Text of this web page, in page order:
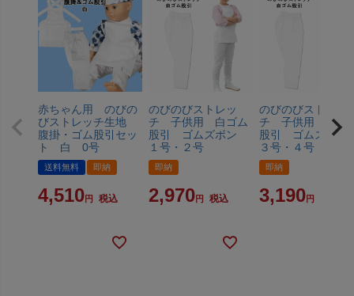
赤ちゃん用 のびの
びストレッチ生地
腹掛・ゴム股引セッ
ト 白 0号
送料無料 即納
4,510 税込
のびのびストレッ
チ 子供用 白ゴム
股引 ゴムズボン
１号・２号
即納
2,970 税込
のびのびストレッ
チ 子供用 白ゴ
股引 ゴムズボ
３号・４号
即納
3,190